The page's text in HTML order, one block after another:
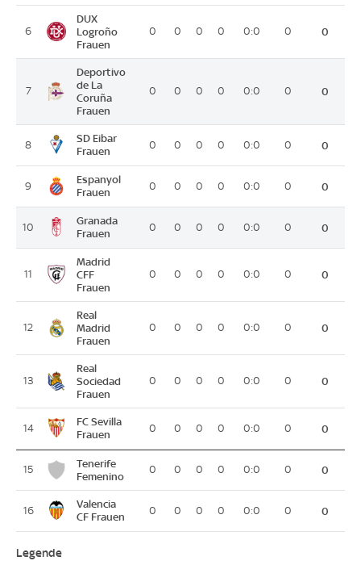
6
DUX
Logroño
Frauen
0 0 0 0 0:0 0 0
7
Deportivo
de La
Coruña
Frauen
0 0 0 0 0:0 0 0
8
SD Eibar
Frauen
0 0 0 0 0:0 0 0
9
Espanyol
Frauen
0 0 0 0 0:0 0 0
10
Granada
Frauen
0 0 0 0 0:0 0 0
11
Madrid
CFF
Frauen
0 0 0 0 0:0 0 0
12
Real
Madrid
Frauen
0 0 0 0 0:0 0 0
13
Real
Sociedad
Frauen
0 0 0 0 0:0 0 0
14
FC Sevilla
Frauen
0 0 0 0 0:0 0 0
15
Tenerife
Femenino
0 0 0 0 0:0 0 0
16
Valencia
CF Frauen
0 0 0 0 0:0 0 0
Legende